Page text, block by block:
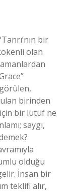
bir
olan
birinden
bir lütuf ne
saygı,
olduğu
İnsan bir
teklifi alır,